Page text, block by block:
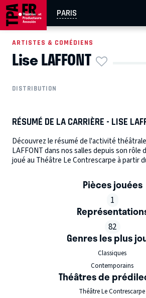
PARIS
AIX-MARSEILLE
EN TOURNÉE
ARTISTES & COMÉDIENS
Lise LAFFONT
DISTRIBUTION
RÉSUMÉ DE LA CARRIÈRE - LISE
Découvrez le résumé de l'activité
LAFFONT dans nos salles depuis son rôle
joué au Théâtre Le Contrescarpe à partir
Pièces jouées
1
82
Genres les plus
Classiques
Contemporains
Théâtres de
Théâtre Le Contrescarpe